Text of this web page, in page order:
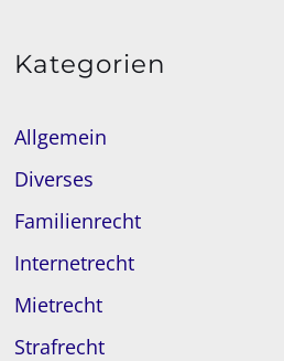
Kategorien
Allgemein
Diverses
Familienrecht
Internetrecht
Mietrecht
Strafrecht